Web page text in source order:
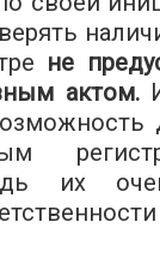
не
актом.
их